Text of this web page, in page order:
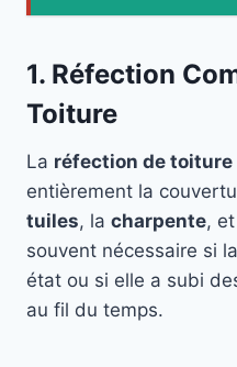
1. Réfection
Toiture
La réfection de toiture
entièrement la
tuiles, la charpente,
souvent nécessaire si
état ou si elle a subi
au fil du temps.